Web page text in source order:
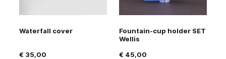
Waterfall cover
€ 35,00
Fountain-cup holder SET
Wellis
€ 45,00